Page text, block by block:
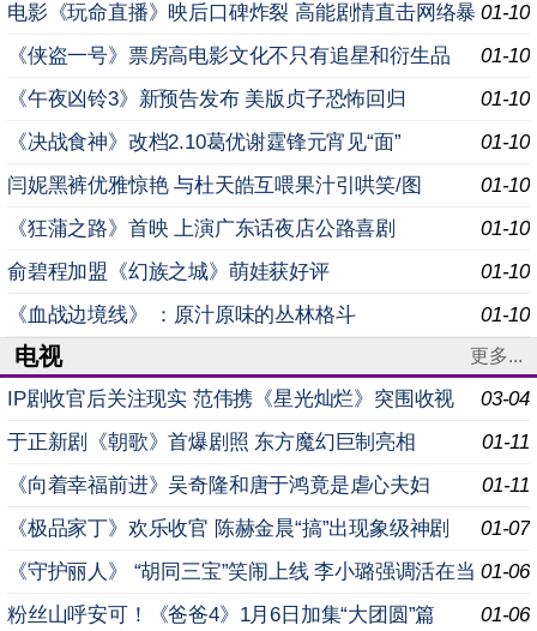
01-10
电影《玩命直播》映后口碑炸裂 高能剧情直击网络暴
力
01-10
《侠盗一号》票房高电影文化不只有追星和衍生品
01-10
《午夜凶铃3》新预告发布 美版贞子恐怖回归
01-10
《决战食神》改档2.10葛优谢霆锋元宵见“面”
01-10
闫妮黑裤优雅惊艳 与杜天皓互喂果汁引哄笑/图
01-10
《狂蒲之路》首映 上演广东话夜店公路喜剧
01-10
俞碧程加盟《幻族之城》萌娃获好评
01-10
《血战边境线》 ：原汁原味的丛林格斗
电视 更多...
03-04
IP剧收官后关注现实 范伟携《星光灿烂》突围收视
01-11
于正新剧《朝歌》首爆剧照 东方魔幻巨制亮相
01-11
《向着幸福前进》吴奇隆和唐于鸿竟是虐心夫妇
01-07
《极品家丁》欢乐收官 陈赫金晨“搞”出现象级神剧
01-06
《守护丽人》 “胡同三宝”笑闹上线 李小璐强调活在当
下
01-06
粉丝山呼安可！《爸爸4》1月6日加集“大团圆”篇